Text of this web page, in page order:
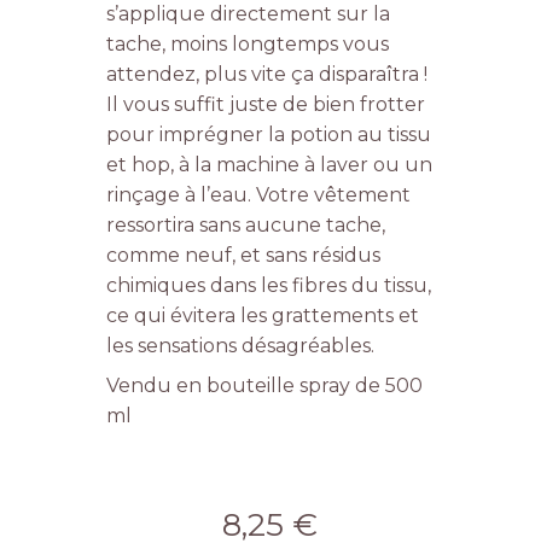
s’applique directement sur la
tache, moins longtemps vous
attendez, plus vite ça disparaîtra !
Il vous suffit juste de bien frotter
pour imprégner la potion au tissu
et hop, à la machine à laver ou un
rinçage à l’eau. Votre vêtement
ressortira sans aucune tache,
comme neuf, et sans résidus
chimiques dans les fibres du tissu,
ce qui évitera les grattements et
les sensations désagréables.
Vendu en bouteille spray de 500
ml
8,25 €